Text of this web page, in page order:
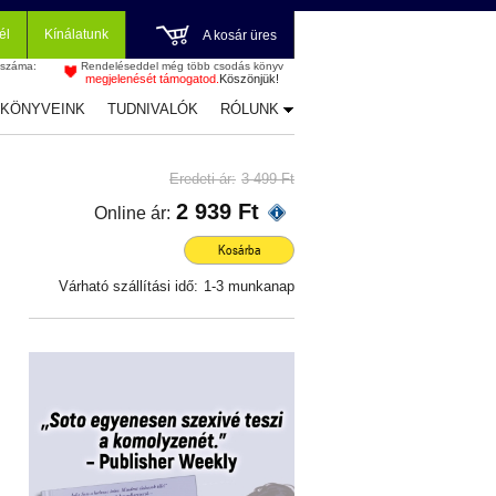
Kínálatunk A kosár üres
Rendeléseddel még több csodás könyv
megjelenését támogatod. Köszönjük!
TUDNIVALÓK RÓLUNK
Eredeti ár: 3 499 Ft
Online ár: 2 939 Ft
Kosárba
Várható szállítási idő: 1-3 munkanap